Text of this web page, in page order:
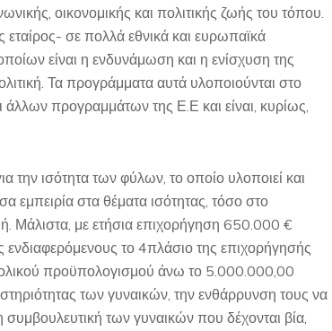
οικονομικής και πολιτικής ζωής του τόπου.
εταίρος- σε πολλά εθνικά και ευρωπαϊκά
είναι η ενδυνάμωση και η ενίσχυση της
Τα προγράμματα αυτά υλοποιούνται στο
προγραμμάτων της Ε.Ε και είναι, κυρίως,
την ισότητα των φύλων, το οποίο υλοποιεί και
εμπειρία στα θέματα ισότητας, τόσο στο
Μάλιστα, με ετήσια επιχορήγηση 650.000 €
ενδιαφερόμενους το 4πλάσιο της επιχορήγησής
προϋπολογισμού άνω το 5.000.000,00
των γυναικών, την ενθάρρυνση τους να
των γυναικών που δέχονται βία,